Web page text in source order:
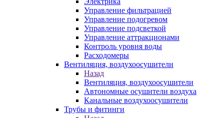
Управление фильтрацией
Управление подогревом
Управление подсветкой
Управление аттракционами
Контроль уровня воды
Расходомеры
Вентиляция, воздухоосушители
Назад
Вентиляция, воздухоосушители
Автономные осушители воздуха
Канальные воздухоосушители
Трубы и фитинги